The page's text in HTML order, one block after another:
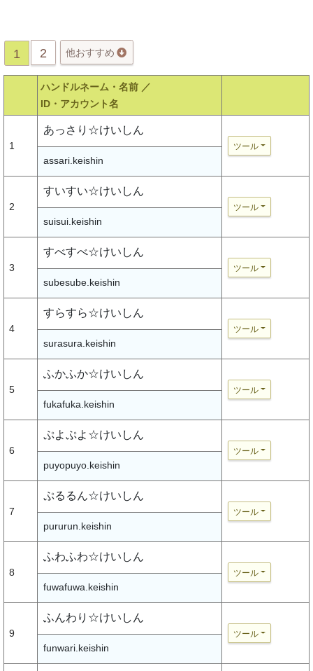
1 2 他おすすめ
ハンドルネーム・名前 ／
ID・アカウント名
1
あっさり☆けいしん
ツール
assari.keishin
2
すいすい☆けいしん
ツール
suisui.keishin
3
すべすべ☆けいしん
ツール
subesube.keishin
4
すらすら☆けいしん
ツール
surasura.keishin
5
ふかふか☆けいしん
ツール
fukafuka.keishin
6
ぷよぷよ☆けいしん
ツール
puyopuyo.keishin
7
ぷるるん☆けいしん
ツール
pururun.keishin
8
ふわふわ☆けいしん
ツール
fuwafuwa.keishin
9
ふんわり☆けいしん
ツール
funwari.keishin